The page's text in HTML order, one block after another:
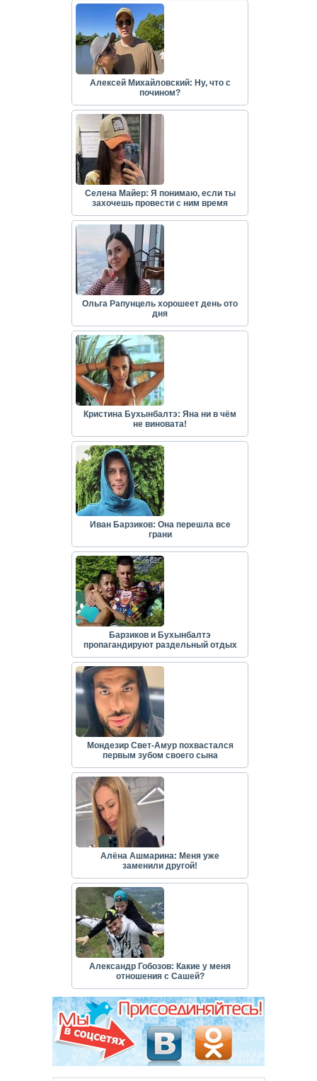
Алексей Михайловский: Ну, что с
почином?
Селена Майер: Я понимаю, если ты
захочешь провести с ним время
Ольга Рапунцель хорошеет день ото
дня
Кристина Бухынбалтэ: Яна ни в чём
не виновата!
Иван Барзиков: Она перешла все
грани
Барзиков и Бухынбалтэ
пропагандируют раздельный отдых
Мондезир Свет-Амур похвастался
первым зубом своего сына
Алёна Ашмарина: Меня уже
заменили другой!
Александр Гобозов: Какие у меня
отношения с Сашей?